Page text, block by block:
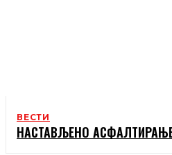
ВЕСТИ
НАСТАВЉЕНО